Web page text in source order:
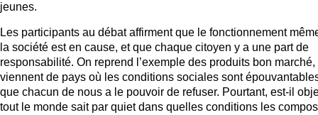
jeunes.
Les participants au débat affirment que le fonctionnement
la société est en cause, et que chaque citoyen y a une part de
responsabilité. On reprend l’exemple des produits bon marché,
viennent de pays où les conditions sociales sont
que chacun de nous a le pouvoir de refuser. Pourtant, est-il
tout le monde sait par quiet dans quelles conditions les